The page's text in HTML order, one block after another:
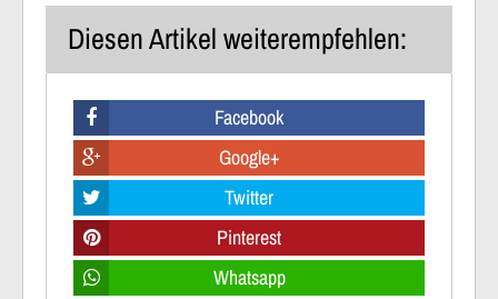
Diesen Artikel weiterempfehlen:
Facebook
Google+
Twitter
Pinterest
Whatsapp